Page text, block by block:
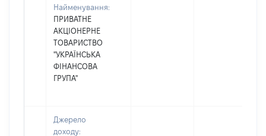
Найменування:
ПРИВАТНЕ
АКЦІОНЕРНЕ
ТОВАРИСТВО
"УКРАЇНСЬКА
ФІНАНСОВА
ГРУПА"
Джерело
доходу: